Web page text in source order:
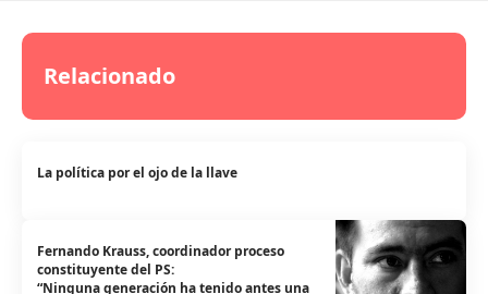
Relacionado
La política por el ojo de la llave
Fernando Krauss, coordinador proceso
constituyente del PS:
“Ninguna generación ha tenido antes una